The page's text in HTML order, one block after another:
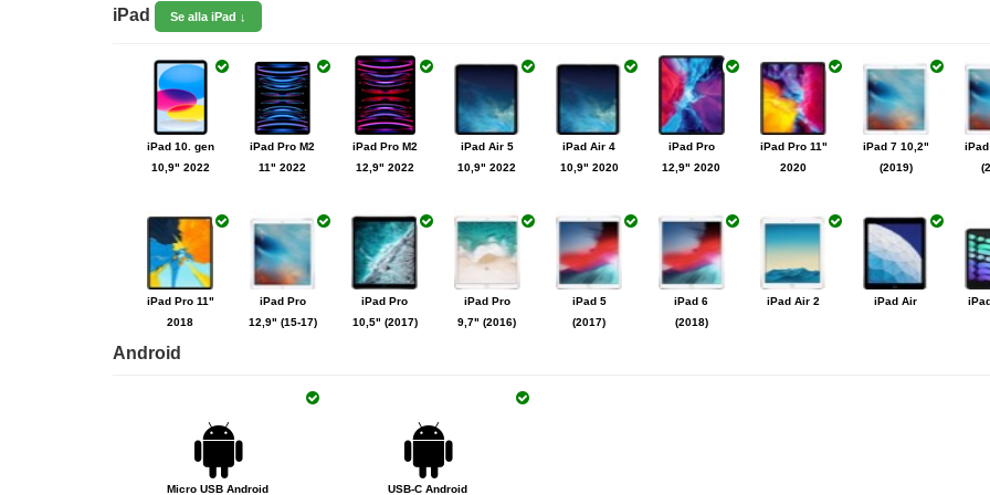
Plus
iPhone SE
iPhone Xs
iPhone Xs
Max
iPhone 11
Pro
iPhone 11
Pro Max
2020
iPhone 12
mini 5,4"
iPhone 12
6,1"
iPad Se alla iPad ↓
iPad mini 1
iPad Air
iPad Air 2
iPad 5
(2017)
iPad 6
(2018)
iPad Pro
9,7" (2016)
iPad Pro
10,5" (2017)
iPad Pro
12,9" (15-17)
iPad Pro 11"
2018
iPad 7 10,2"
(2019)
iPad Pro 11"
2020
iPad Pro
12,9" 2020
iPad 10. gen
10,9" 2022
iPad Pro M2
11" 2022
iPad Pro M2
12,9" 2022
iPad Air 5
10,9" 2022
iPad Air 4
10,9" 2020
Android
Micro USB Android USB-C Android